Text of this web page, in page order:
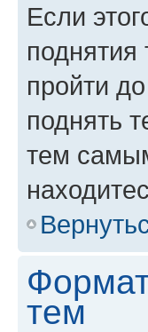
Если
пройти
поднять
тем
тем